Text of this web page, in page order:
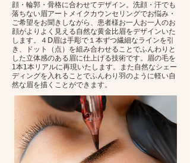
顔・輪郭・骨格に合わせてデザイン。洗顔・汗でも
落ちない眉アートメイクカウンセリングでお悩み・
ご希望をお聞きしながら、患者様お一人お一人のお
顔がよりよく見える自然な黄金比眉をデザインいた
します。４Ⅾ眉は手彫で１本ずつ繊細なラインを引
き、ドット（点）を組み合わせることでふんわりと
した立体感のある眉に仕上げる技術です。眉の毛を
1本1本リアルに再現いたします。また自然なシェー
ディングを入れることでふんわり羽のように軽い自
然な眉を描くことができます。​​​